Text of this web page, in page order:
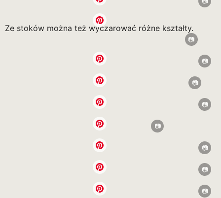
Ze stoków można też wyczarować różne kształty.